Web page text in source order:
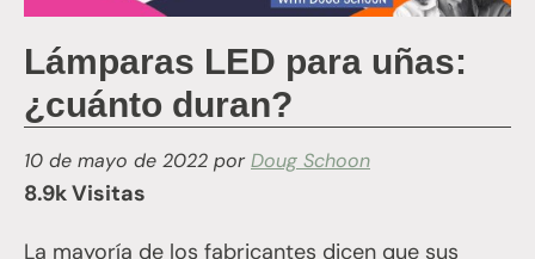
Lámparas LED para uñas:
¿cuánto duran?
10 de mayo de 2022 porDoug Schoon
8.9k Visitas
La mayoría de los fabricantes dicen que sus